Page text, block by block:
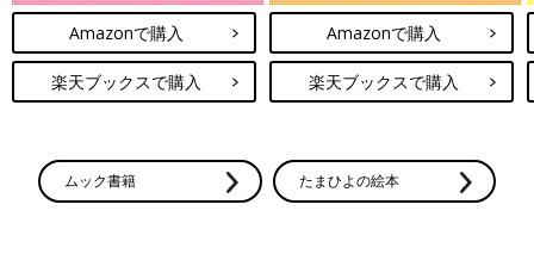
Amazonで購入
楽天ブックスで購入
Amazonで購入
楽天ブックスで購入
ムック書籍 たまひよの絵本